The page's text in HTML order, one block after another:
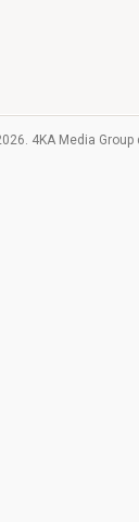
4KA Media Group